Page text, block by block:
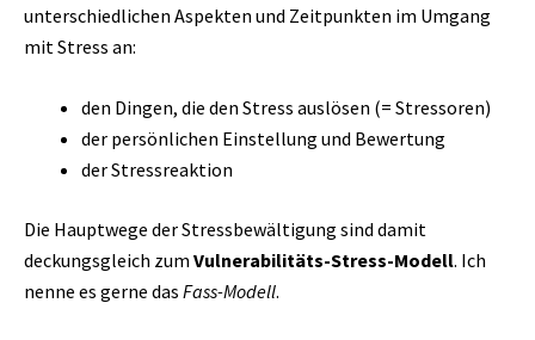
unterschiedlichen Aspekten und Zeitpunkten im Umgang
mit Stress an:
den Dingen, die den Stress auslösen (= Stressoren)
der persönlichen Einstellung und Bewertung
der Stressreaktion
Die Hauptwege der Stressbewältigung sind damit
deckungsgleich zum Vulnerabilitäts-Stress-Modell. Ich
nenne es gerne das Fass-Modell.